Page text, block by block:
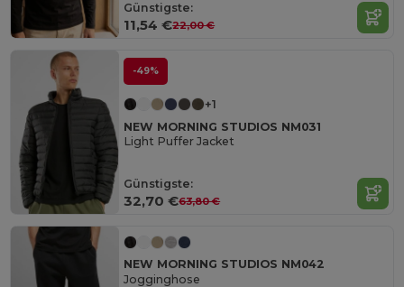
Günstigste:
11,54 €22,00 €
-49%
+1
NEW MORNING STUDIOS NM031
Light Puffer Jacket
Günstigste:
32,70 €63,80 €
NEW MORNING STUDIOS NM042
Jogginghose